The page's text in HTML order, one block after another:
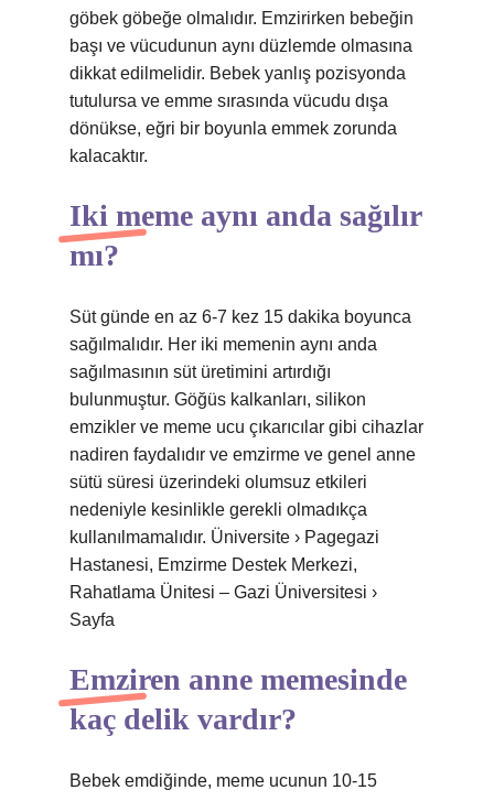
göbek göbeğe olmalıdır. Emzirirken bebeğin
başı ve vücudunun aynı düzlemde olmasına
dikkat edilmelidir. Bebek yanlış pozisyonda
tutulursa ve emme sırasında vücudu dışa
dönükse, eğri bir boyunla emmek zorunda
kalacaktır.
Iki meme aynı anda sağılır
mı?
Süt günde en az 6-7 kez 15 dakika boyunca
sağılmalıdır. Her iki memenin aynı anda
sağılmasının süt üretimini artırdığı
bulunmuştur. Göğüs kalkanları, silikon
emzikler ve meme ucu çıkarıcılar gibi cihazlar
nadiren faydalıdır ve emzirme ve genel anne
sütü süresi üzerindeki olumsuz etkileri
nedeniyle kesinlikle gerekli olmadıkça
kullanılmamalıdır. Üniversite › Pagegazi
Hastanesi, Emzirme Destek Merkezi,
Rahatlama Ünitesi – Gazi Üniversitesi ›
Sayfa
Emziren anne memesinde
kaç delik vardır?
Bebek emdiğinde, meme ucunun 10-15